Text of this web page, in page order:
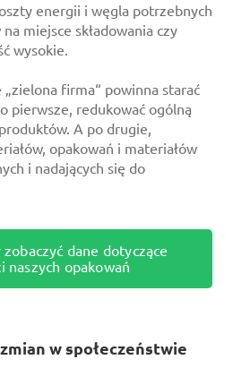
energii i węgla potrzebnych
miejsce składowania czy
wysokie.
firma“ powinna starać
pierwsze, redukować ogólną
A po drugie,
opakowań i materiałów
i nadających się do
dane dotyczące
naszych opakowań
w społeczeństwie